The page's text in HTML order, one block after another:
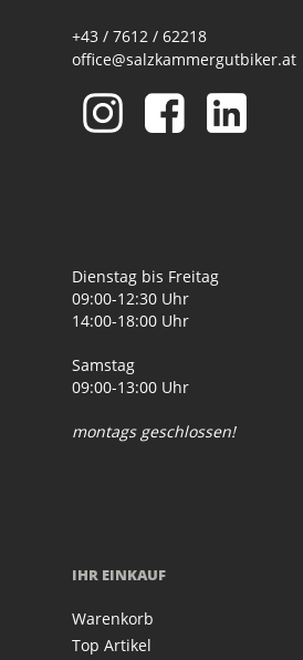
+43 / 7612 / 62218
office@salzkammergutbiker.at
Dienstag bis Freitag
09:00-12:30 Uhr
14:00-18:00 Uhr
Samstag
09:00-13:00 Uhr
montags geschlossen!
IHR EINKAUF
Warenkorb
Top Artikel